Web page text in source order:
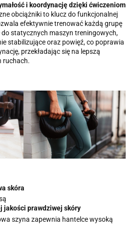
i koordynację dzięki ćwiczeniom
obciążniki to klucz do funkcjonalnej
efektywnie trenować każdą grupę
do statycznych maszyn treningowych,
stabilizujące oraz powięź, co poprawia
przekładając się na lepszą
ruchach.
skóra
jakości prawdziwej skóry
szyna zapewnia hantelce wysoką